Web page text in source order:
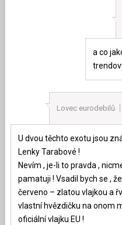
a co
Lovec eurodebilů
U dvou těchto exotu jsou
Lenky Tarabové !
Nevím , je-li to pravda ,
pamatuji ! Vsadil bych se ,
červeno – zlatou vlajkou a
vlastní hvězdičku na onom
oficiální vlajku EU !